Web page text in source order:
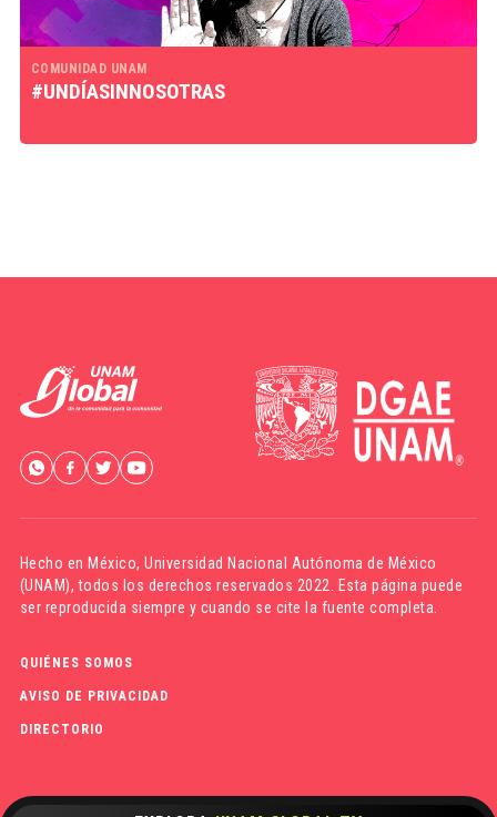
COMUNIDAD UNAM
#UNDÍASINNOSOTRAS
Hecho en México,Universidad Nacional Autónoma de México
(UNAM), todos los derechos reservados 2022. Esta página puede
ser reproducida siempre y cuando se cite la fuente completa.
QUIÉNES SOMOS
AVISO DE PRIVACIDAD
DIRECTORIO